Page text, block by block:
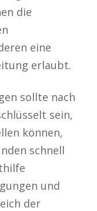
die
eine
erlaubt.
sollte nach
sein,
können,
schnell
und
der